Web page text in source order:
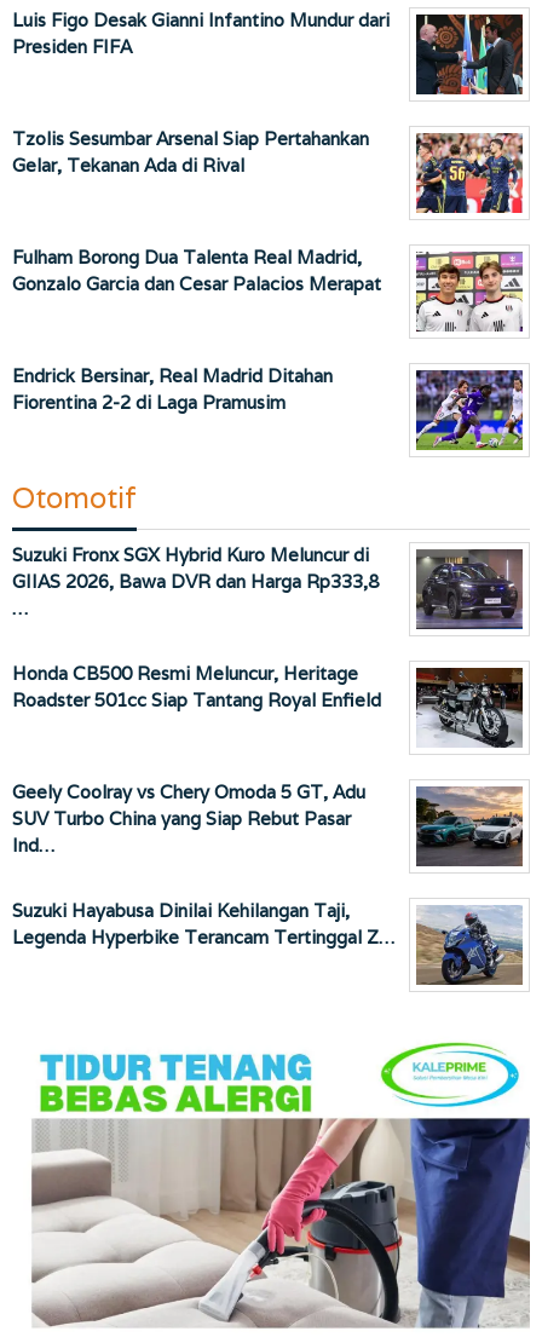
Luis Figo Desak Gianni Infantino Mundur dari
Presiden FIFA
Tzolis Sesumbar Arsenal Siap Pertahankan
Gelar, Tekanan Ada di Rival
Fulham Borong Dua Talenta Real Madrid,
Gonzalo Garcia dan Cesar Palacios Merapat
Endrick Bersinar, Real Madrid Ditahan
Fiorentina 2-2 di Laga Pramusim
Otomotif
Suzuki Fronx SGX Hybrid Kuro Meluncur di
GIIAS 2026, Bawa DVR dan Harga Rp333,8
…
Honda CB500 Resmi Meluncur, Heritage
Roadster 501cc Siap Tantang Royal Enfield
Geely Coolray vs Chery Omoda 5 GT, Adu
SUV Turbo China yang Siap Rebut Pasar
Ind…
Suzuki Hayabusa Dinilai Kehilangan Taji,
Legenda Hyperbike Terancam Tertinggal Z…